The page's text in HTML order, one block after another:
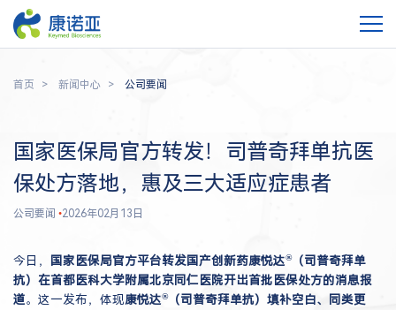
首页 新闻中心 公司要闻
国家医保局官方转发！司普奇拜单抗医
保处方落地，惠及三大适应症患者
公司要闻 •2026年02月13日
今日， 国家医保局官方平台转发国产创新药康悦达®（司普奇拜单
抗）在首都医科大学附属北京同仁医院开出首批医保处方的消息报
道。这一发布，体现康悦达®（司普奇拜单抗）填补空白、同类更